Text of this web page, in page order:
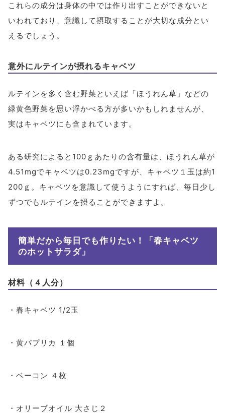
これらの成分は身体の中では作り出すことができないと
いわれており、意識して摂取することが大切な成分とい
えるでしょう。
意外にルテインが摂れるキャベツ
ルテインを多く含む野菜といえば「ほうれん草」などの
緑黄色野菜を思い浮かべる方が多いかもしれませんが、
実はキャベツにも含まれています。
ある研究によると100ｇあたりの含有量は、ほうれん草が
4.51mgでキャベツは0.23mgですが、キャベツ１玉は約1
200ｇ。キャベツを意識して使うようにすれば、毎日少し
ずつでもルテインを摂ることができますよ。
簡単だから毎日でも作りたい！「春キャベツ
のホットサラダ」
材料（４人分）
・春キャベツ 1/2玉
・黄パプリカ １個
・ベーコン ４枚
・オリーブオイル 大さじ２